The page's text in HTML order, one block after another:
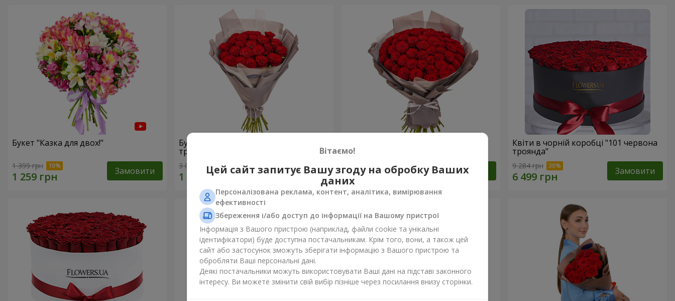
Букет "Казка для двох!"
1 399 грн Замовити
Букет з упаковкою "25 червоних
троянд"
3 075 грн Замовити
троянда"
4 922 грн Замовити
Квіти в чорній коробці "101 червона
троянда"
9 284 грн Замовити
Вітаємо!
Цей сайт запитує Вашу згоду на обробку Ваших
даних
Персоналізована реклама, контент, аналітика, вимірювання
ефективності
Збереження і/або доступ до інформації на Вашому пристрої
Інформація з Вашого пристрою (наприклад, файли cookie та унікальні
ідентифікатори) буде доступна постачальникам. Крім того, вони, а також цей
сайт або застосунок зможуть зберігати інформацію з Вашого пристрою та
обробляти Ваші персональні дані.
Деякі постачальники можуть використовувати Ваші дані на підставі законного
інтересу. Ви можете змінити свій вибір пізніше через посилання внизу сторінки.